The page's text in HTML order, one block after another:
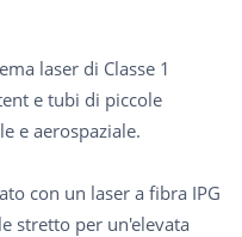
laser di Classe 1
e tubi di piccole
e aerospaziale.
con un laser a fibra IPG
stretto per un'elevata